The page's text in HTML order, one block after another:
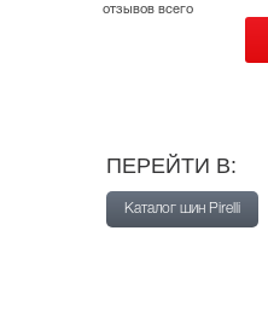
отзывов всего
ПЕРЕЙТИ В:
Каталог шин Pirelli